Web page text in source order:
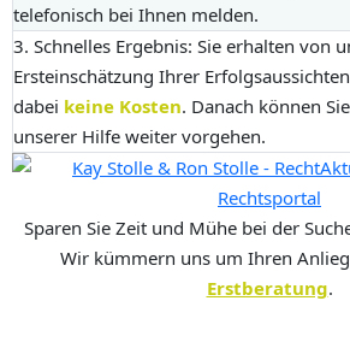
telefonisch bei Ihnen melden.
3. Schnelles Ergebnis: Sie erhalten von
Ersteinschätzung Ihrer
dabei keine Kosten. Danach können
unserer Hilfe weiter vorgehen.
Sparen Sie Zeit und Mühe bei der
Wir kümmern uns um Ihren
Erstberatung.